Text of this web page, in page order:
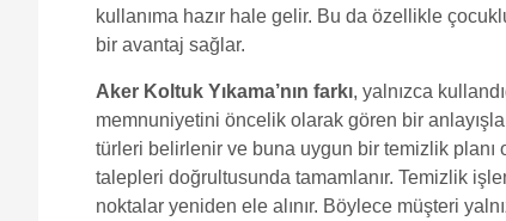
kullanıma hazır hale gelir. Bu da özellikle
bir avantaj sağlar.
Aker Koltuk Yıkama’nın farkı, yalnızca
memnuniyetini öncelik olarak gören bir
türleri belirlenir ve buna uygun bir temizlik
talepleri doğrultusunda tamamlanır. Temizlik
noktalar yeniden ele alınır. Böylece müşteri